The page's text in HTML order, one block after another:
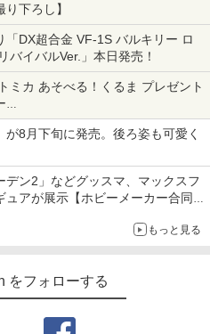
下ろし】
「DX超合金 VF-1S バルキリー ロ
バイバルVer.」本日発売！
ミカ あそべる！くるま プレゼント
ならではの体験とコラボの楽しさを
8月下旬に発売。後ろ姿も可愛く
やメーターなど4種がラインナップ
デン2」などグッスマ、マックスフ
アが展示【ホビーメーカー合同展
もっと見る
をフォローする